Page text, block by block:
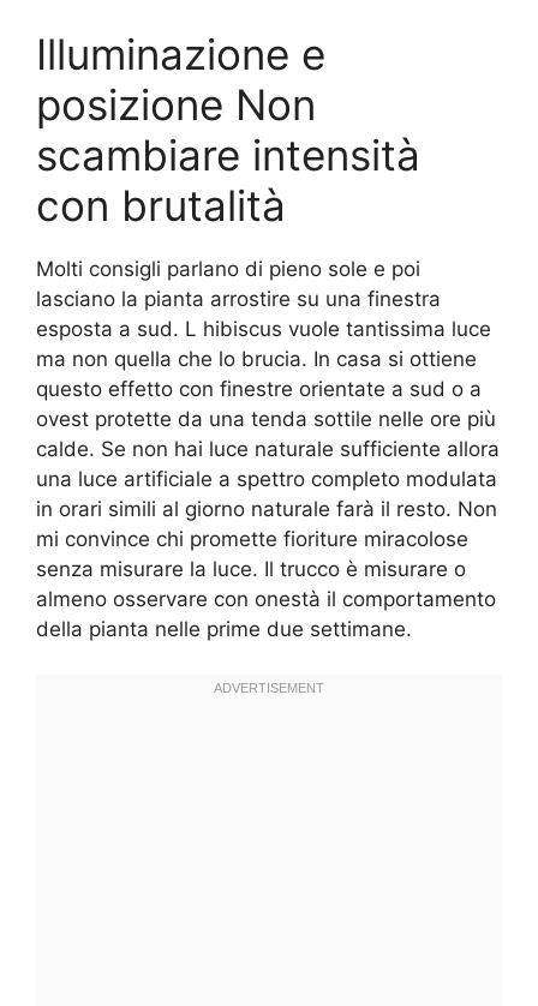
Illuminazione e
posizione Non
scambiare intensità
con brutalità
Molti consigli parlano di pieno sole e poi
lasciano la pianta arrostire su una finestra
esposta a sud. L hibiscus vuole tantissima luce
ma non quella che lo brucia. In casa si ottiene
questo effetto con finestre orientate a sud o a
ovest protette da una tenda sottile nelle ore più
calde. Se non hai luce naturale sufficiente allora
una luce artificiale a spettro completo modulata
in orari simili al giorno naturale farà il resto. Non
mi convince chi promette fioriture miracolose
senza misurare la luce. Il trucco è misurare o
almeno osservare con onestà il comportamento
della pianta nelle prime due settimane.